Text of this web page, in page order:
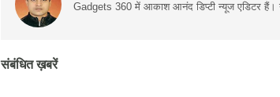
Gadgets 360 में आकाश आनंद डिप्टी न्यूज एडिटर
संबंधित ख़बरें